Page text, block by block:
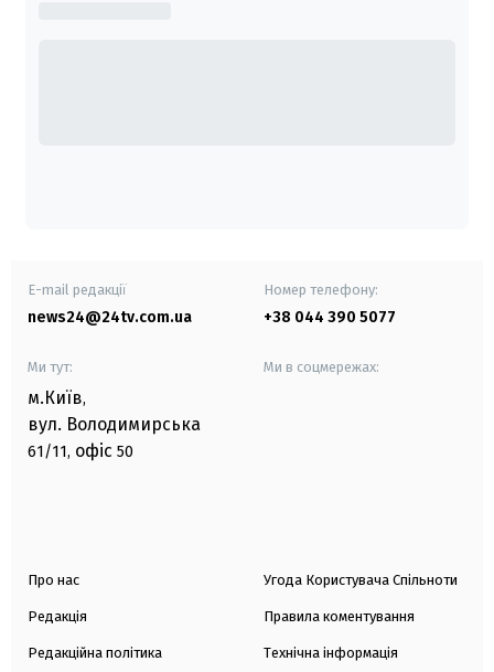
E-mail редакції
news24@24tv.com.ua
Номер телефону:
+38 044 390 5077
Ми тут:
м.Київ,
вул. Володимирська
61/11, офіс 50
Ми в соцмережах:
Про нас
Редакція
Редакційна політика
Угода Користувача Спільноти
Правила коментування
Технічна інформація